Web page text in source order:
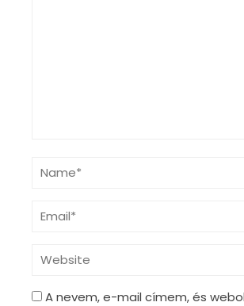
A nevem, e-mail címem, és